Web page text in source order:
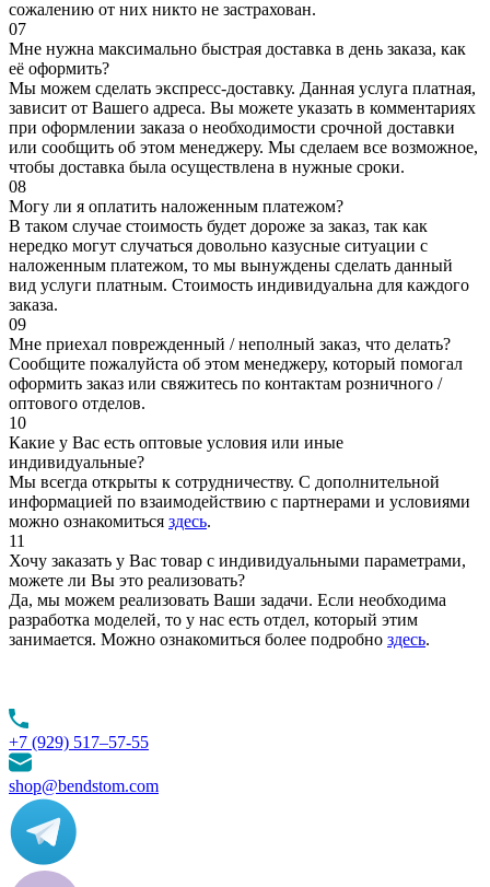
сожалению от них никто не застрахован.
07
Мне нужна максимально быстрая доставка в день заказа, как
её оформить?
Мы можем сделать экспресс-доставку. Данная услуга платная,
зависит от Вашего адреса. Вы можете указать в комментариях
при оформлении заказа о необходимости срочной доставки
или сообщить об этом менеджеру. Мы сделаем все возможное,
чтобы доставка была осуществлена в нужные сроки.
08
Могу ли я оплатить наложенным платежом?
В таком случае стоимость будет дороже за заказ, так как
нередко могут случаться довольно казусные ситуации с
наложенным платежом, то мы вынуждены сделать данный
вид услуги платным. Стоимость индивидуальна для каждого
заказа.
09
Мне приехал поврежденный / неполный заказ, что делать?
Сообщите пожалуйста об этом менеджеру, который помогал
оформить заказ или свяжитесь по контактам розничного /
оптового отделов.
10
Какие у Вас есть оптовые условия или иные
индивидуальные?
Мы всегда открыты к сотрудничеству. С дополнительной
информацией по взаимодействию с партнерами и условиями
можно ознакомиться здесь.
11
Хочу заказать у Вас товар с индивидуальными параметрами,
можете ли Вы это реализовать?
Да, мы можем реализовать Ваши задачи. Если необходима
разработка моделей, то у нас есть отдел, который этим
занимается. Можно ознакомиться более подробно здесь.
+7 (929) 517–57-55
shop@bendstom.com